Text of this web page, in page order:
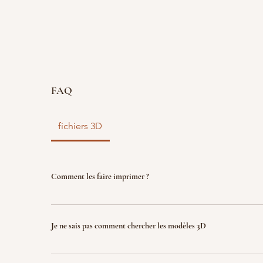
FAQ
fichiers 3D
Comment les faire imprimer ?
vous disposez d'un fichier 3D ? faites le nous
garantir la propriété intellectuelle.
Je ne sais pas comment chercher les modèles 3D
Indiquez nous ce que vous recherchez (jeux,